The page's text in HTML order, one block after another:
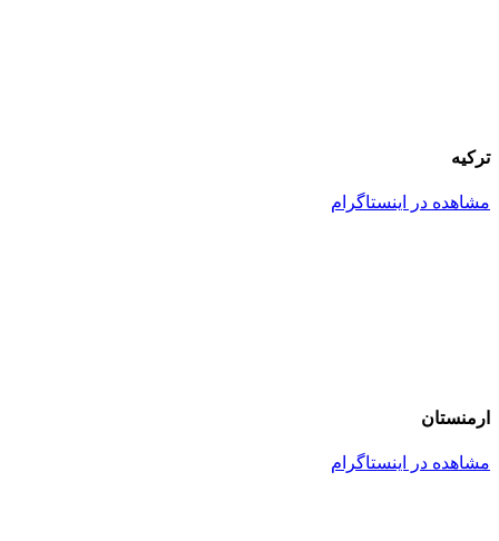
ترکیه
مشاهده در اینستاگرام
ارمنستان
مشاهده در اینستاگرام